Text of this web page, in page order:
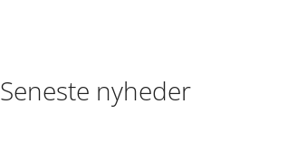
Seneste nyheder